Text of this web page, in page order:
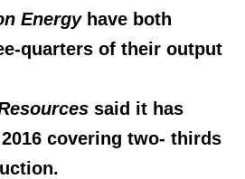
Energyhave both
quarters of their output
said it has
covering two- thirds